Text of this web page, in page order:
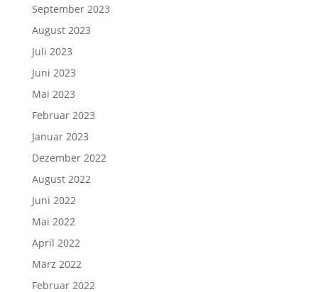
September 2023
August 2023
Juli 2023
Juni 2023
Mai 2023
Februar 2023
Januar 2023
Dezember 2022
August 2022
Juni 2022
Mai 2022
April 2022
März 2022
Februar 2022